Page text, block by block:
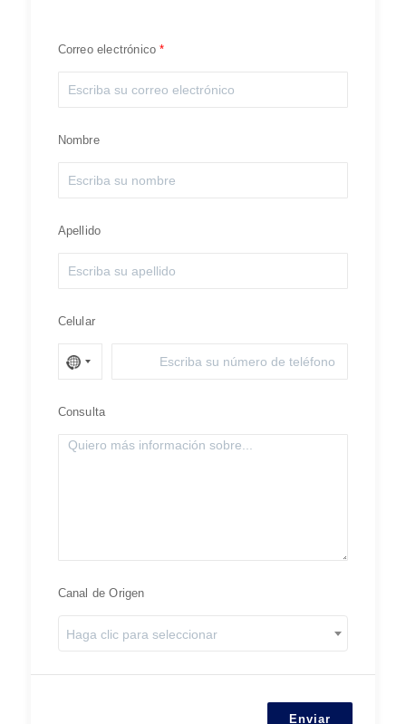
Correo electrónico
Nombre
Apellido
Celular
Consulta
Canal de Origen
Haga clic para seleccionar
Enviar